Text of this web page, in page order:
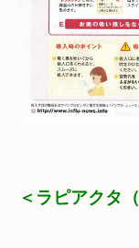
＜ラピアクタ